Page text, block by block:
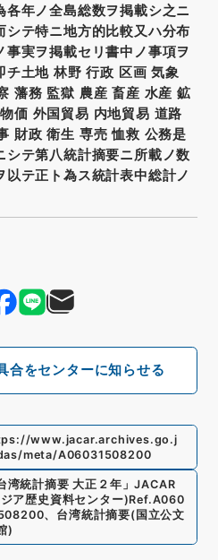
合をセンターに知らせる
各年ノ全島総数ヲ掲載シ之ニ
シテ特ニ地方的比較又ハ分布
事実ヲ掲載セリ書中ノ事項ヲ
チ土地 林野 行政 区画 気象
藩務 監獄 農産 畜産 水産 鉱
価 外国貿易 内地貿易 道路
財政 衛生 専売 恤救 公務是
シテ第八統計摘要ニ所載ノ数
テ正ト為ス統計表中総計ノ
www.jacar.archives.go.j
meta/A06031508200
湾統計摘要 大正２年 」JACAR
ア歴史資料センター)Ref.A060
、 台湾統計摘要( 国立公文
)